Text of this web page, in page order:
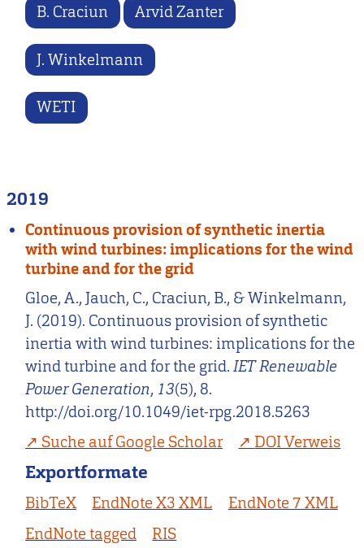
B. Craciun Arvid Zanter
J. Winkelmann
WETI
2019
Continuous provision of synthetic inertia
with wind turbines: implications for the wind
turbine and for the grid
Gloe, A., Jauch, C., Craciun, B., & Winkelmann,
J. (2019). Continuous provision of synthetic
inertia with wind turbines: implications for the
wind turbine and for the grid.IET Renewable
Power Generation, 13(5), 8.
http://doi.org/10.1049/iet-rpg.2018.5263
Suche auf Google Scholar
DOI Verweis
Exportformate
BibTeX EndNote X3 XML
EndNote 7 XML
EndNote tagged
RIS